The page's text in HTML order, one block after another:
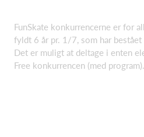
FunSkate konkurrencerne er for
fyldt 6 år pr. 1/7, som har
Det er muligt at deltage i enten
Free konkurrencen (med program).